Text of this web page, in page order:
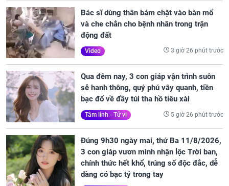
Bác sĩ dùng thân bám chặt vào bàn mổ
và che chắn cho bệnh nhân trong trận
động đất
Video 3 giờ 26 phút trước
Qua đêm nay, 3 con giáp vận trình suôn
sẻ hanh thông, quý phú vây quanh, tiền
bạc đổ về đầy túi tha hồ tiêu xài
Tâm linh - Tử vi 5 giờ 26 phút trước
Đúng 9h30 ngày mai, thứ Ba 11/8/2026,
3 con giáp vươn mình nhận lộc Trời ban,
chính thức hết khổ, trúng số độc đắc, dễ
dàng có bạc tỷ trong tay